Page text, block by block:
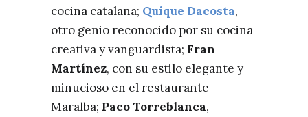
cocina catalana; Quique Dacosta,
otro genio reconocido por su cocina
creativa y vanguardista; Fran
Martínez, con su estilo elegante y
minucioso en el restaurante
Maralba; Paco Torreblanca,